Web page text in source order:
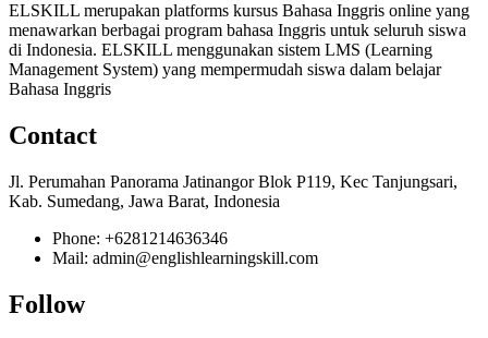
ELSKILL merupakan platforms kursus Bahasa Inggris online yang
menawarkan berbagai program bahasa Inggris untuk seluruh siswa
di Indonesia. ELSKILL menggunakan sistem LMS (Learning
Management System) yang mempermudah siswa dalam belajar
Bahasa Inggris
Contact
Jl. Perumahan Panorama Jatinangor Blok P119, Kec Tanjungsari,
Kab. Sumedang, Jawa Barat, Indonesia
Phone: +6281214636346
Mail: admin@englishlearningskill.com
Follow